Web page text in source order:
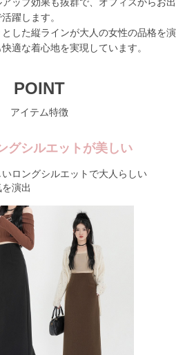
躍します。
とした縦ラインが大人の女性の品格を演
適な着心地を実現しています。
POINT
アイテム特徴
グシルエットが美しい
ロングシルエットで大人らしい
演出